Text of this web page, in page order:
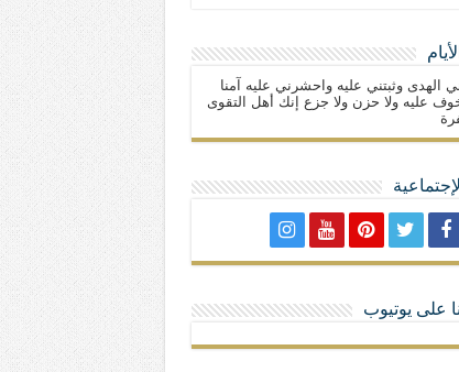
فكلّ المسلمين شيعة.
الامتيازات أنساب و أديان
الهدى وثبتني عليه واحشرني عليه آمنا
عليه ولا حزن ولا جزع إنك أهل التقوى
على يوتيوب